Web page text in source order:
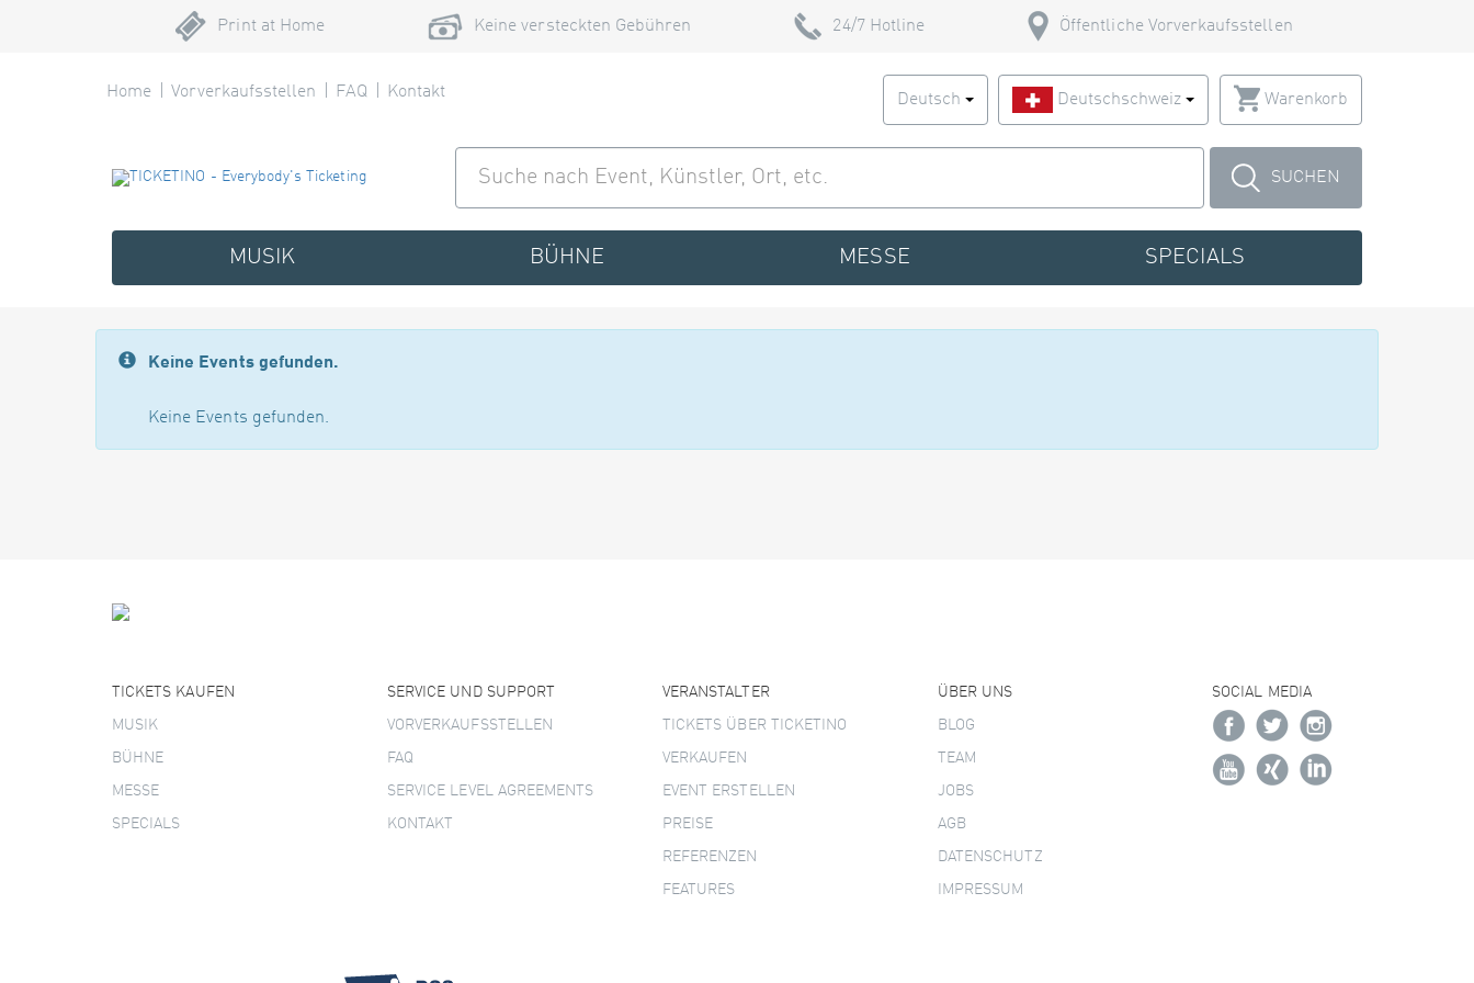
Print at Home Keine versteckten Gebühren 24/7 Hotline Öffentliche Vorverkaufsstellen
Home Vorverkaufsstellen FAQ Kontakt Deutsch Deutschschweiz Warenkorb
SUCHEN
MUSIK BÜHNE MESSE SPECIALS
Keine Events gefunden.
Keine Events gefunden.
TICKETS KAUFEN
MUSIK
BÜHNE
MESSE
SPECIALS
SERVICE UND SUPPORT
VORVERKAUFSSTELLEN
FAQ
SERVICE LEVEL AGREEMENTS
KONTAKT
VERANSTALTER
TICKETS ÜBER TICKETINO
VERKAUFEN
EVENT ERSTELLEN
PREISE
REFERENZEN
FEATURES
ÜBER UNS
BLOG
TEAM
JOBS
AGB
DATENSCHUTZ
IMPRESSUM
SOCIAL MEDIA